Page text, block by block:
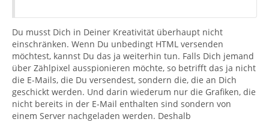
Du musst Dich in Deiner Kreativität überhaupt nicht
einschränken. Wenn Du unbedingt HTML versenden
möchtest, kannst Du das ja weiterhin tun. Falls Dich jemand
über Zählpixel ausspionieren möchte, so betrifft das ja nicht
die E-Mails, die Du versendest, sondern die, die an Dich
geschickt werden. Und darin wiederum nur die Grafiken, die
nicht bereits in der E-Mail enthalten sind sondern von
einem Server nachgeladen werden. Deshalb